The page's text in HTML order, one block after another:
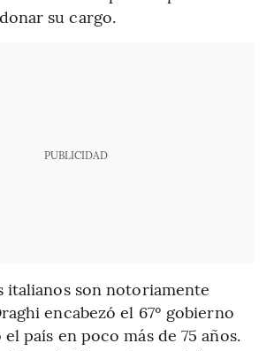
su cargo.
PUBLICIDAD
italianos son notoriamente
encabezó el 67º gobierno
país en poco más de 75 años.